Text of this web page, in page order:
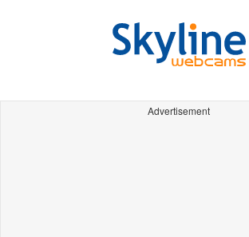
Advertisement